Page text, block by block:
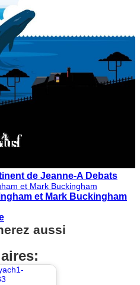
de Jeanne-A Debats
et Mark Buckingham
aussi